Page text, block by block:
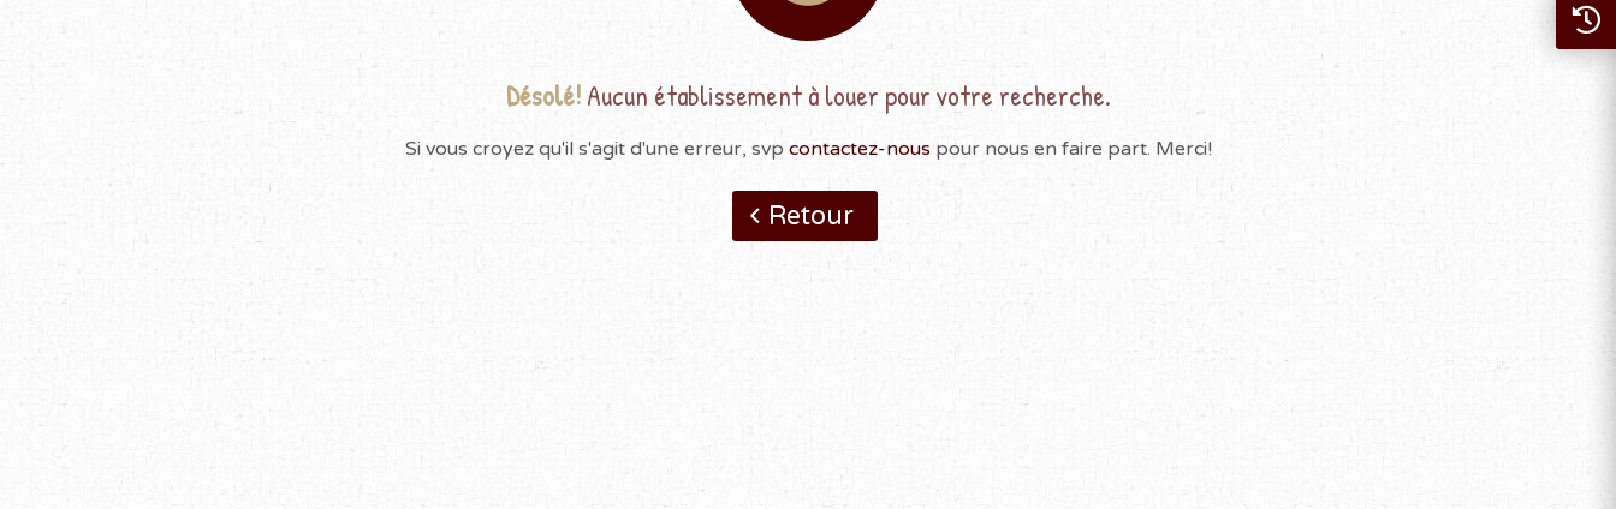
Désolé!Aucun établissement à louer pour votre recherche.
Si vous croyez qu'il s'agit d'une erreur, svp contactez-nouspour nous en faire part. Merci!
Retour